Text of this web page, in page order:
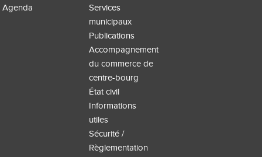
Agenda
Services
municipaux
Publications
Accompagnement
du commerce de
centre-bourg
État civil
Informations
utiles
Sécurité /
Règlementation